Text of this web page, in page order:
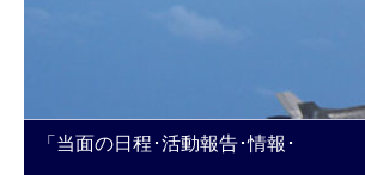
「当面の日程･活動報告･情報･